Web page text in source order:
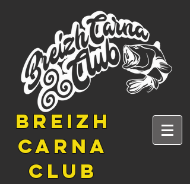
BREIZH
CARNA
CLUB